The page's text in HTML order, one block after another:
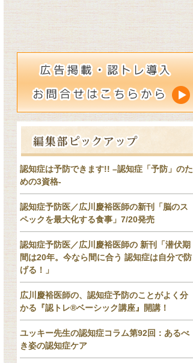
認知症は予防できます!! –認知症「予防」のた
めの3資格-
認知症予防医／広川慶裕医師の新刊「脳のス
ペックを最大化する食事」7/20発売
認知症予防医／広川慶裕医師の 新刊「潜伏期
間は20年。今なら間に合う 認知症は自分で防
げる！」
広川慶裕医師の、認知症予防のことがよく分
かる『認トレ®️ベーシック講座』開講！
ユッキー先生の認知症コラム第92回：あるべ
き姿の認知症ケア